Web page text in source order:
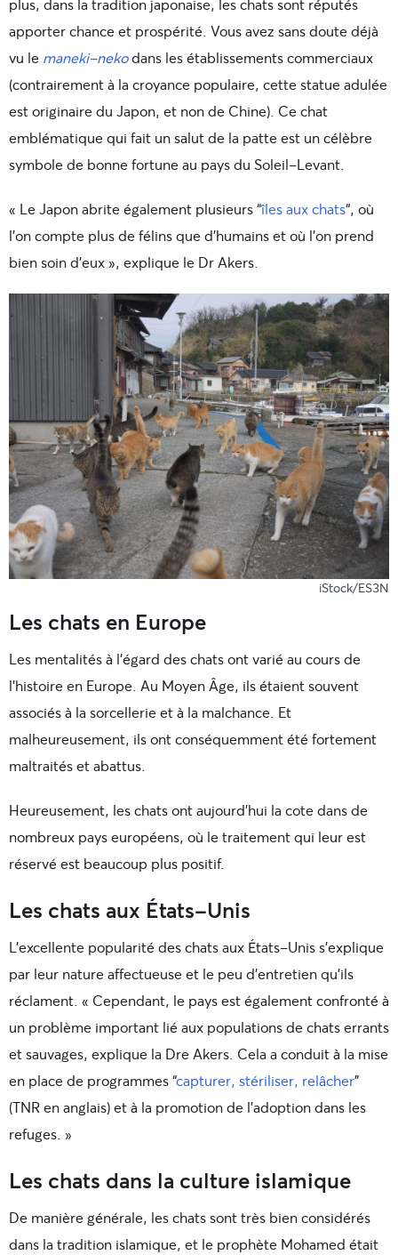
plus, dans la tradition japonaise, les chats sont réputés
apporter chance et prospérité. Vous avez sans doute déjà
vu le maneki-nekodans les établissements commerciaux
(contrairement à la croyance populaire, cette statue adulée
est originaire du Japon, et non de Chine). Ce chat
emblématique qui fait un salut de la patte est un célèbre
symbole de bonne fortune au pays du Soleil-Levant.
« Le Japon abrite également plusieurs “îles aux chats“, où
l’on compte plus de félins que d’humains et où l’on prend
bien soin d’eux », explique le Dr Akers.
iStock/ES3N
Les chats en Europe
Les mentalités à l’égard des chats ont varié au cours de
l’histoire en Europe. Au Moyen Âge, ils étaient souvent
associés à la sorcellerie et à la malchance. Et
malheureusement, ils ont conséquemment été fortement
maltraités et abattus.
Heureusement, les chats ont aujourd’hui la cote dans de
nombreux pays européens, où le traitement qui leur est
réservé est beaucoup plus positif.
Les chats aux États-Unis
L’excellente popularité des chats aux États-Unis s’explique
par leur nature affectueuse et le peu d’entretien qu’ils
réclament. « Cependant, le pays est également confronté à
un problème important lié aux populations de chats errants
et sauvages, explique la Dre Akers. Cela a conduit à la mise
en place de programmes “capturer, stériliser, relâcher”
(TNR en anglais) et à la promotion de l’adoption dans les
refuges. »
Les chats dans la culture islamique
De manière générale, les chats sont très bien considérés
dans la tradition islamique, et le prophète Mohamed était